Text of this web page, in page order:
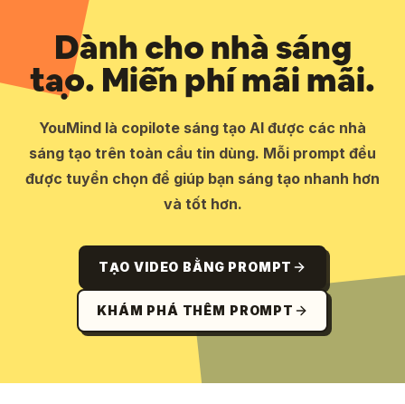
Dành cho nhà sáng
tạo. Miễn phí mãi mãi.
YouMind là copilote sáng tạo AI được các nhà
sáng tạo trên toàn cầu tin dùng. Mỗi prompt đều
được tuyển chọn để giúp bạn sáng tạo nhanh hơn
và tốt hơn.
TẠO VIDEO BẰNG PROMPT
KHÁM PHÁ THÊM PROMPT